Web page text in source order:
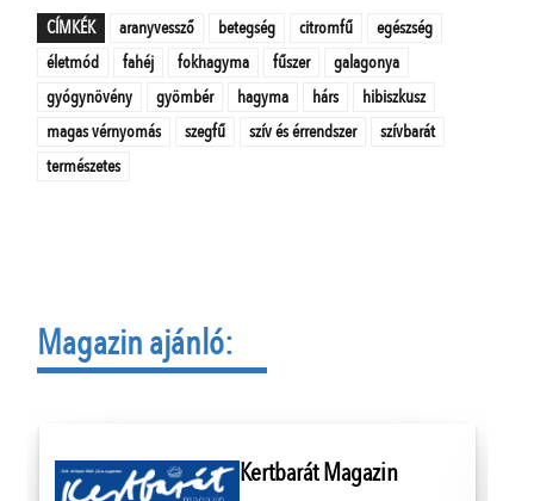
CÍMKÉK aranyvessző betegség citromfű
egészség
életmód
fahéj fokhagyma fűszer
galagonya
gyógynövény
gyömbér hagyma hárs
hibiszkusz
magas vérnyomás
szegfű szív és érrendszer
szívbarát
természetes
Magazin ajánló:
Kertbarát Magazin